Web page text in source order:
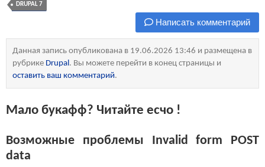
DRUPAL 7
Написать комментарий
Данная запись опубликована в 19.06.2026 13:46 и размещена в
рубрике Drupal. Вы можете перейти в конец страницы и
оставить ваш комментарий.
Мало букафф? Читайте есчо !
Возможные проблемы Invalid form POST
data